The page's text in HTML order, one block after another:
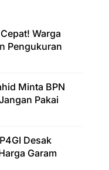
Warga
Pengukuran
Minta BPN
Pakai
Desak
Garam